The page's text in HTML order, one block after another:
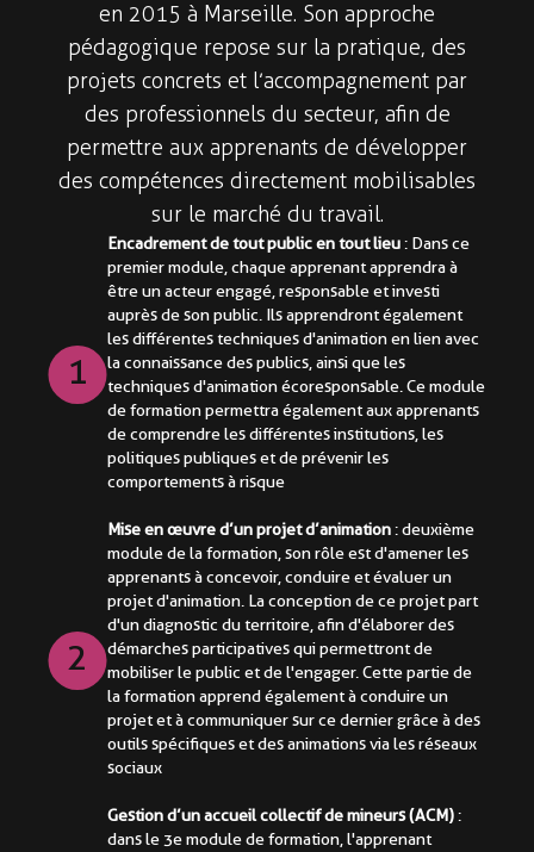
en 2015 à Marseille. Son approche
pédagogique repose sur la pratique, des
projets concrets et l’accompagnement par
des professionnels du secteur, afin de
permettre aux apprenants de développer
des compétences directement mobilisables
sur le marché du travail.
1
Encadrement de tout public en tout lieu: Dans ce
premier module, chaque apprenant apprendra à
être un acteur engagé, responsable et investi
auprès de son public. Ils apprendront également
les différentes techniques d'animation en lien avec
la connaissance des publics, ainsi que les
techniques d'animation écoresponsable. Ce module
de formation permettra également aux apprenants
de comprendre les différentes institutions, les
politiques publiques et de prévenir les
comportements à risque
2
Mise en œuvre d’un projet d’animation: deuxième
module de la formation, son rôle est d'amener les
apprenants à concevoir, conduire et évaluer un
projet d'animation. La conception de ce projet part
d'un diagnostic du territoire, afin d'élaborer des
démarches participatives qui permettront de
mobiliser le public et de l'engager. Cette partie de
la formation apprend également à conduire un
projet et à communiquer sur ce dernier grâce à des
outils spécifiques et des animations via les réseaux
sociaux
Gestion d’un accueil collectif de mineurs (ACM):
dans le 3e module de formation, l'apprenant